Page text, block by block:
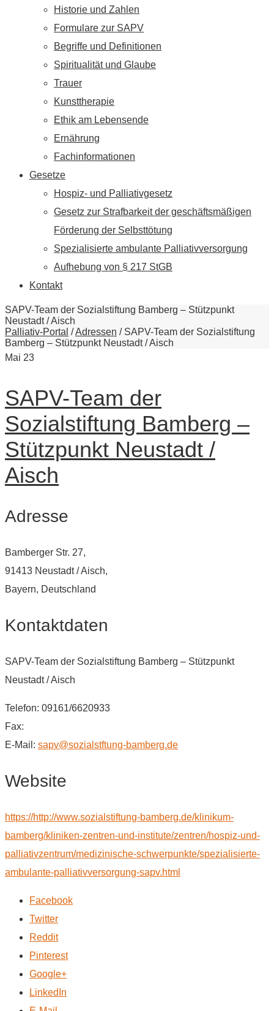
Historie und Zahlen
Formulare zur SAPV
Begriffe und Definitionen
Spiritualität und Glaube
Trauer
Kunsttherapie
Ethik am Lebensende
Ernährung
Fachinformationen
Gesetze
Hospiz- und Palliativgesetz
Gesetz zur Strafbarkeit der geschäftsmäßigen
Förderung der Selbsttötung
Spezialisierte ambulante Palliativversorgung
Aufhebung von § 217 StGB
Kontakt
SAPV-Team der Sozialstiftung Bamberg – Stützpunkt
Neustadt / Aisch
Palliativ-Portal /Adressen / SAPV-Team der Sozialstiftung
Bamberg – Stützpunkt Neustadt / Aisch
Mai 23
SAPV-Team der
Sozialstiftung Bamberg –
Stützpunkt Neustadt /
Aisch
Adresse
Bamberger Str. 27,
91413 Neustadt / Aisch,
Bayern, Deutschland
Kontaktdaten
SAPV-Team der Sozialstiftung Bamberg – Stützpunkt
Neustadt / Aisch
Telefon: 09161/6620933
Fax:
E-Mail: sapv@sozialstftung-bamberg.de
Website
https://http://www.sozialstiftung-bamberg.de/klinikum-
bamberg/kliniken-zentren-und-institute/zentren/hospiz-und-
palliativzentrum/medizinische-schwerpunkte/spezialisierte-
ambulante-palliativversorgung-sapv.html
Facebook
Twitter
Reddit
Pinterest
Google+
LinkedIn